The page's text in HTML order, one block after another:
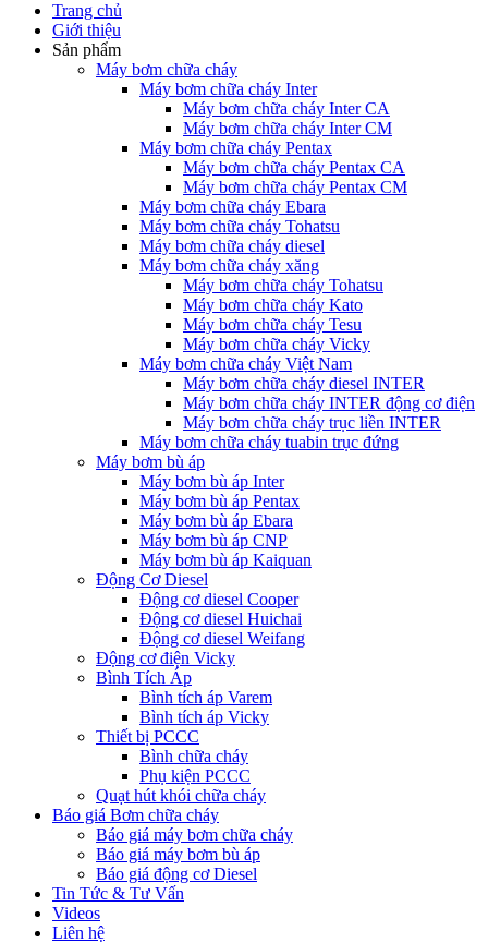
Trang chủ
Giới thiệu
Sản phẩm
Máy bơm chữa cháy
Máy bơm chữa cháy Inter
Máy bơm chữa cháy Inter CA
Máy bơm chữa cháy Inter CM
Máy bơm chữa cháy Pentax
Máy bơm chữa cháy Pentax CA
Máy bơm chữa cháy Pentax CM
Máy bơm chữa cháy Ebara
Máy bơm chữa cháy Tohatsu
Máy bơm chữa cháy diesel
Máy bơm chữa cháy xăng
Máy bơm chữa cháy Tohatsu
Máy bơm chữa cháy Kato
Máy bơm chữa cháy Tesu
Máy bơm chữa cháy Vicky
Máy bơm chữa cháy Việt Nam
Máy bơm chữa cháy diesel INTER
Máy bơm chữa cháy INTER động cơ điện
Máy bơm chữa cháy trục liền INTER
Máy bơm chữa cháy tuabin trục đứng
Máy bơm bù áp
Máy bơm bù áp Inter
Máy bơm bù áp Pentax
Máy bơm bù áp Ebara
Máy bơm bù áp CNP
Máy bơm bù áp Kaiquan
Động Cơ Diesel
Động cơ diesel Cooper
Động cơ diesel Huichai
Động cơ diesel Weifang
Động cơ điện Vicky
Bình Tích Áp
Bình tích áp Varem
Bình tích áp Vicky
Thiết bị PCCC
Bình chữa cháy
Phụ kiện PCCC
Quạt hút khói chữa cháy
Báo giá Bơm chữa cháy
Báo giá máy bơm chữa cháy
Báo giá máy bơm bù áp
Báo giá động cơ Diesel
Tin Tức & Tư Vấn
Videos
Liên hệ